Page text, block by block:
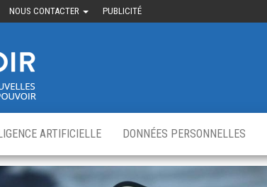
NOUS CONTACTER PUBLICITÉ
nouveau
ARTIFICIELLE DONNÉES PERSONNELLES